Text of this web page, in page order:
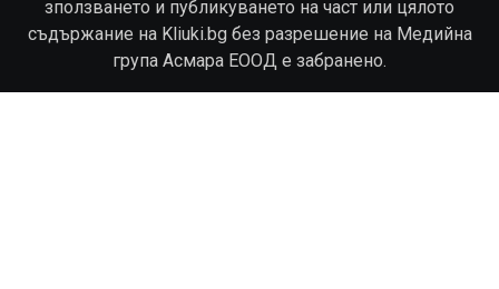
зползването и публикуването на част или цялото
съдържание на Kliuki.bg без разрешение на Медийна
група Асмара ЕООД е забранено.